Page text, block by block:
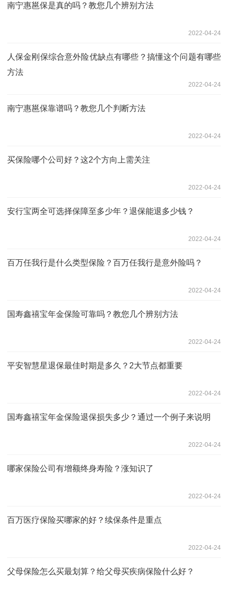
南宁惠邕保是真的吗？教您几个辨别方法
2022-04-24
人保金刚保综合意外险优缺点有哪些？搞懂这个问题有哪些
方法
2022-04-24
南宁惠邕保靠谱吗？教您几个判断方法
2022-04-24
买保险哪个公司好？这2个方向上需关注
2022-04-24
安行宝两全可选择保障至多少年？退保能退多少钱？
2022-04-24
百万任我行是什么类型保险？百万任我行是意外险吗？
2022-04-24
国寿鑫禧宝年金保险可靠吗？教您几个辨别方法
2022-04-24
平安智慧星退保最佳时期是多久？2大节点都重要
2022-04-24
国寿鑫禧宝年金保险退保损失多少？通过一个例子来说明
2022-04-24
哪家保险公司有增额终身寿险？涨知识了
2022-04-24
百万医疗保险买哪家的好？续保条件是重点
2022-04-24
父母保险怎么买最划算？给父母买疾病保险什么好？